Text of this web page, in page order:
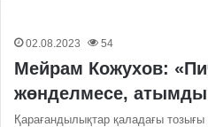
02.08.2023 54
Мейрам Кожухов:
жөнделмесе, атымды
Қарағандылықтар қаладағы тозығы